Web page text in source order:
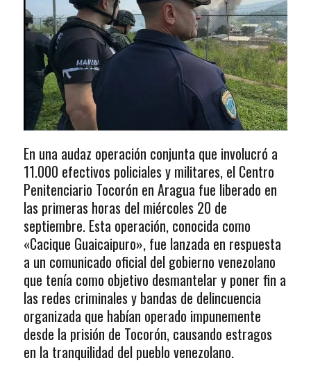
En una audaz operación conjunta que involucró a
11.000 efectivos policiales y militares, el Centro
Penitenciario Tocorón en Aragua fue liberado en
las primeras horas del miércoles 20 de
septiembre. Esta operación, conocida como
«Cacique Guaicaipuro», fue lanzada en respuesta
a un comunicado oficial del gobierno venezolano
que tenía como objetivo desmantelar y poner fin a
las redes criminales y bandas de delincuencia
organizada que habían operado impunemente
desde la prisión de Tocorón, causando estragos
en la tranquilidad del pueblo venezolano.